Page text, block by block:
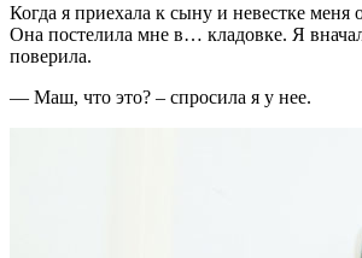
Когда я приехала к сыну и невестке меня
Она постелила мне в… кладовке. Я
поверила.
— Маш, что это? – спросила я у нее.